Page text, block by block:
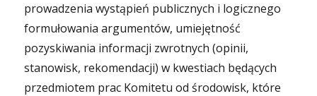
prowadzenia wystąpień publicznych i logicznego
formułowania argumentów, umiejętność
pozyskiwania informacji zwrotnych (opinii,
stanowisk, rekomendacji) w kwestiach będących
przedmiotem prac Komitetu od środowisk, które